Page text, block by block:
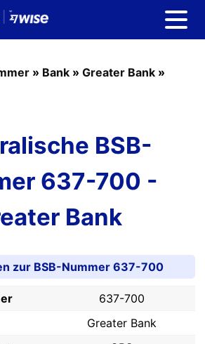
» Bank » Greater Bank »
BSB-
637-700 -
Bank
zur BSB-Nummer 637-700
637-700
Greater Bank